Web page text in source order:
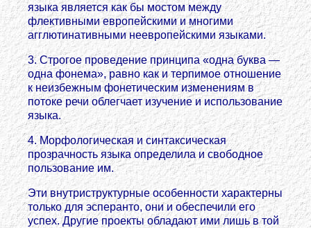
языка является как бы мостом между
флективными европейскими и многими
агглютинативными неевропейскими языками.
3. Строгое проведение принципа «одна буква —
одна фонема», равно как и терпимое отношение
к неизбежным фонетическим изменениям в
потоке речи облегчает изучение и использование
языка.
4. Морфологическая и синтаксическая
прозрачность языка определила и свободное
пользование им.
Эти внутриструктурные особенности характерны
только для эсперанто, они и обеспечили его
успех. Другие проекты обладают ими лишь в той